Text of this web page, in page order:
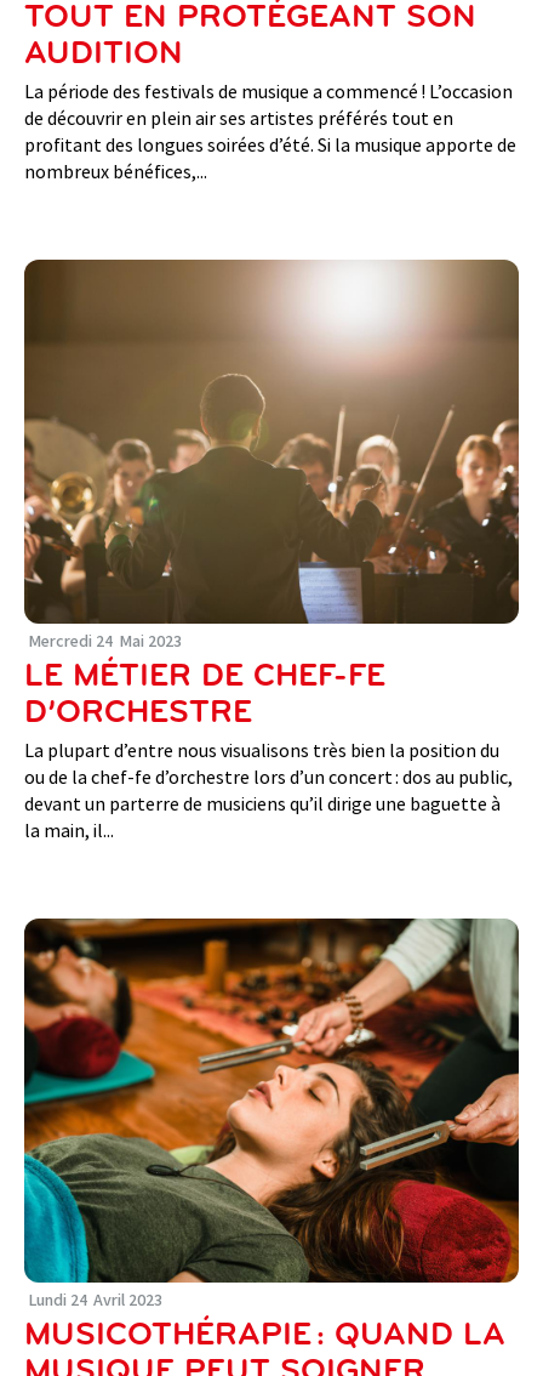
TOUT EN PROTÉGEANT SON
AUDITION
La période des festivals de musique a commencé ! L’occasion
de découvrir en plein air ses artistes préférés tout en
profitant des longues soirées d’été. Si la musique apporte de
nombreux bénéfices,...
Mercredi 24 Mai 2023
LE MÉTIER DE CHEF-FE
D’ORCHESTRE
La plupart d’entre nous visualisons très bien la position du
ou de la chef-fe d’orchestre lors d’un concert : dos au public,
devant un parterre de musiciens qu’il dirige une baguette à
la main, il...
Lundi 24 Avril 2023
MUSICOTHÉRAPIE : QUAND LA